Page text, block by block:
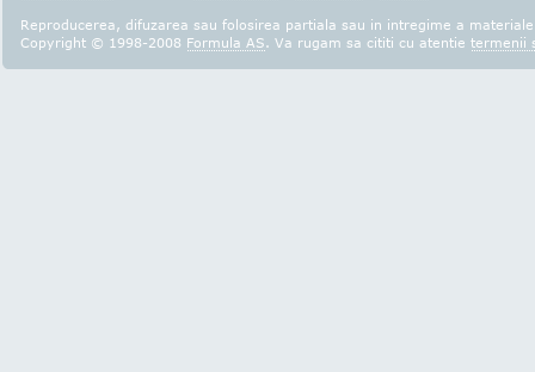
Reproducerea, difuzarea sau folosirea partiala sau in intregime a
Copyright © 1998-2008 Formula AS. Va rugam sa cititi cu atentie termenii